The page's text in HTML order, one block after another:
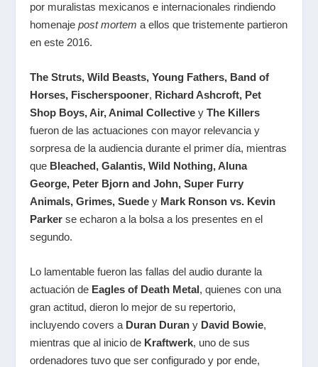
por muralistas mexicanos e internacionales rindiendo
homenajepost mortem a ellos que tristemente partieron
en este 2016.
The Struts, Wild Beasts, Young Fathers, Band of
Horses, Fischerspooner, Richard Ashcroft, Pet
Shop Boys, Air, Animal Collective y The Killers
fueron de las actuaciones con mayor relevancia y
sorpresa de la audiencia durante el primer día, mientras
que Bleached, Galantis, Wild Nothing, Aluna
George, Peter Bjorn and John,Super Furry
Animals, Grimes, Suede y Mark Ronson vs. Kevin
Parkerse echaron a la bolsa a los presentes en el
segundo.
Lo lamentable fueron las fallas del audio durante la
actuación de Eagles of Death Metal, quienes con una
gran actitud, dieron lo mejor de su repertorio,
incluyendo covers a Duran Durany David Bowie,
mientras que al inicio de Kraftwerk, uno de sus
ordenadores tuvo que ser configurado y por ende,